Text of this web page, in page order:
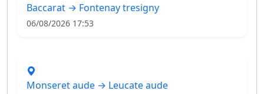
Baccarat → Fontenay tresigny
06/08/2026 17:53
Monseret aude → Leucate aude